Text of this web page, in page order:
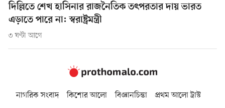
দিল্লিতে শেখ হাসিনার রাজনৈতিক তৎপরতার দায় ভারত
এড়াতে পারে না: স্বরাষ্ট্রমন্ত্রী
৩ ঘণ্টা আগে
নাগরিক সংবাদ কিশোর আলো বিজ্ঞানচিন্তা
প্রথম আলো ট্রাস্ট